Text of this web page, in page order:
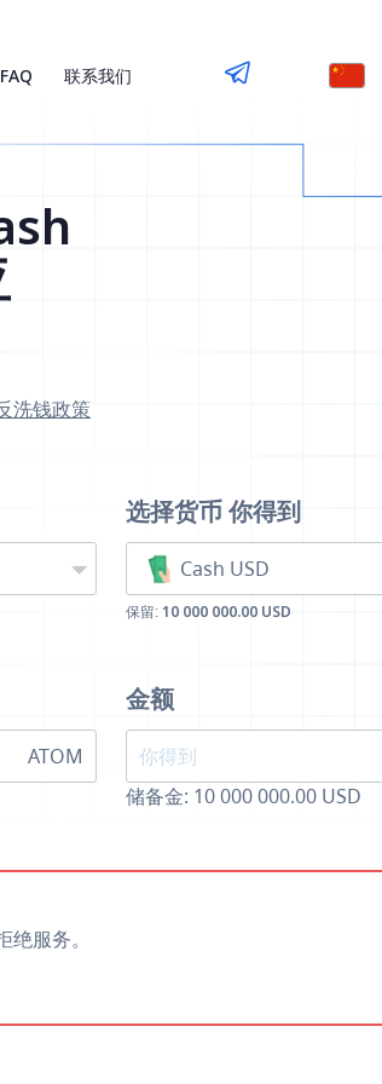
FAQ 联系我们
洗钱政策
ATOM
选择货币你得到
Cash USD
保留: 10 000 000.00 USD
金额
储备金: 10 000 000.00 USD
服务。